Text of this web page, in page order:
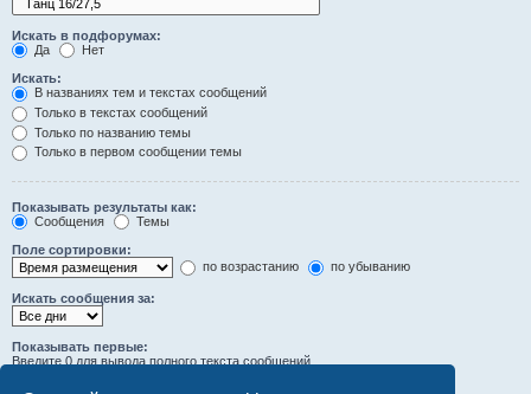
Искать в подфорумах:
Да
Нет
Искать:
В названиях тем и текстах сообщений
Только в текстах сообщений
Только по названию темы
Только в первом сообщении темы
Показывать результаты как:
Сообщения
Темы
Поле сортировки:
по возрастанию
по убыванию
Искать сообщения за:
Показывать первые:
Введите 0 для вывода полного текста сообщений.